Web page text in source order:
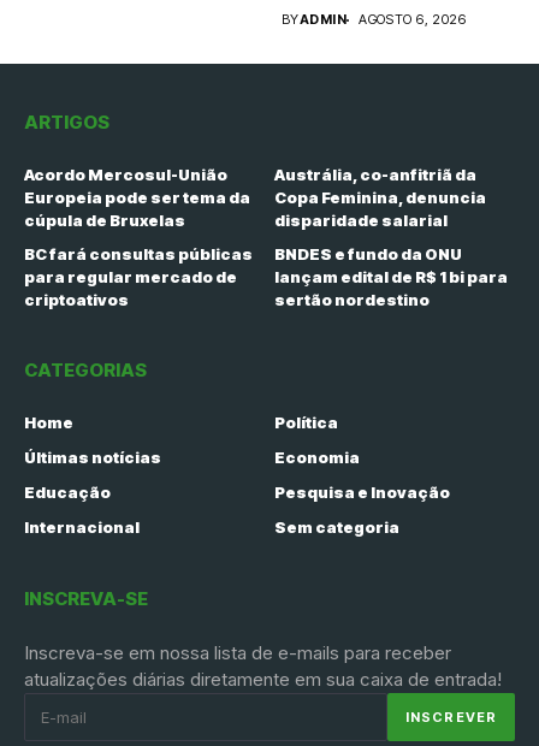
BYADMIN AGOSTO 6, 2026
ARTIGOS
Acordo Mercosul-União
Europeia pode ser tema da
cúpula de Bruxelas
Austrália, co-anfitriã da
Copa Feminina, denuncia
disparidade salarial
BC fará consultas públicas
para regular mercado de
criptoativos
BNDES e fundo da ONU
lançam edital de R$ 1 bi para
sertão nordestino
CATEGORIAS
Home
Política
Últimas notícias
Economia
Educação
Pesquisa e Inovação
Internacional
Sem categoria
INSCREVA-SE
Inscreva-se em nossa lista de e-mails para receber
atualizações diárias diretamente em sua caixa de entrada!